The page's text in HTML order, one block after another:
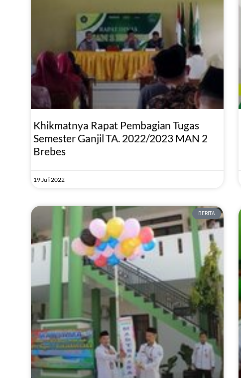
Khikmatnya Rapat Pembagian Tugas
Semester Ganjil TA. 2022/2023 MAN 2
Brebes
19 Juli 2022
BERITA